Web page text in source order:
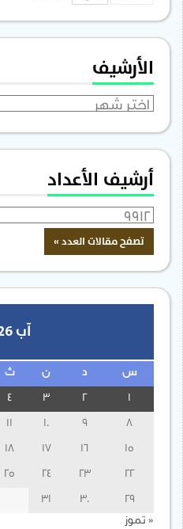
الأرشيف
الأرشيف
أرشيف الأعداد
آب 2026
س ن ث
3
15
16
17
18
22
23
24
25
29
30
31
« تموز